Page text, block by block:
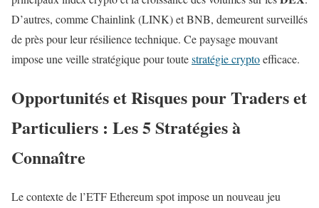
D’autres, comme Chainlink (LINK) et BNB, demeurent surveillés
de près pour leur résilience technique. Ce paysage mouvant
impose une veille stratégique pour toutestratégie cryptoefficace.
Opportunités et Risques pour Traders et
Particuliers : Les 5 Stratégies à
Connaître
Le contexte de l’ETF Ethereum spot impose un nouveau jeu